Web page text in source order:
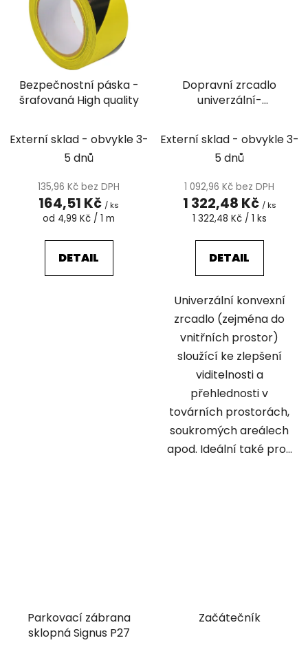
Bezpečnostní páska -
šrafovaná High quality
Externí sklad - obvykle 3-
5 dnů
135,96 Kč bez DPH
164,51 Kč / ks
Měrná
od 4,99 Kč / 1 m
DETAIL
Dopravní zrcadlo
univerzální-
Externí sklad - obvykle 3-
5 dnů
1 092,96 Kč bez DPH
1 322,48 Kč / ks
Měrná
1 322,48 Kč / 1 ks
DETAIL
Univerzální konvexní
zrcadlo (zejména do
vnitřních prostor)
sloužící ke zlepšení
viditelnosti a
přehlednosti v
továrních prostorách,
soukromých areálech
apod. Ideální také pro...
Parkovací zábrana
sklopná Signus P27
Začátečník